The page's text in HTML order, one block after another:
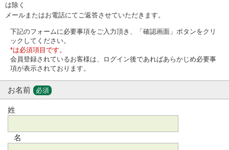
は除く
メールまたはお電話にてご返答させていただきます。
下記のフォームに必要事項をご入力頂き、「確認画面」ボタンをクリ
ックしてください。
*は必須項目です。
会員登録されているお客様は、ログイン後であればあらかじめ必要事
項が表示されております。
お名前 必須
姓
名